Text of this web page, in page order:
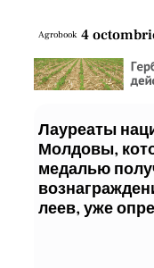
Agrobook 4
Лауреаты
Молдовы,
медалью
леев, уже